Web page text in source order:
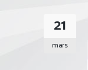
21
mars